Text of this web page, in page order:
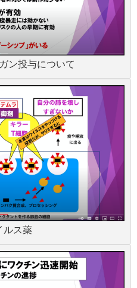
ン投与について
ルス薬